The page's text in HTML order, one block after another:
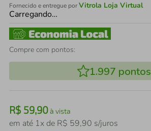
Fornecido e entregue porVitrola Loja Virtual
Carregando…
Compre com pontos:
1.997 pontos
R$ 59,90à vista
em até 1x de R$ 59,90 s/juros